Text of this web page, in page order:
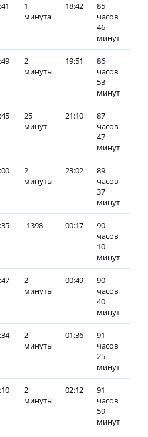
1
минута
18:42
85
часов
46
минут
2
минуты
19:51
86
часов
53
минут
25
минут
21:10
87
часов
47
минут
2
минуты
23:02
89
часов
37
минут
-1398 00:17
90
часов
10
минут
2
минуты
00:49
90
часов
40
минут
2
минуты
01:36
91
часов
25
минут
2
минуты
02:12
91
часов
59
минут